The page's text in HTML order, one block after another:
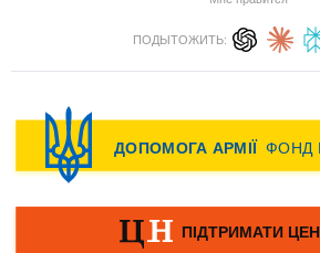
ПОДЫТОЖИТЬ: